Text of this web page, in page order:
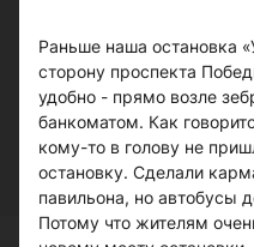
Раньше наша остановка
сторону проспекта
удобно - прямо возле
банкоматом. Как
кому-то в голову не
остановку. Сделали
павильона, но автобусы
Потому что жителям